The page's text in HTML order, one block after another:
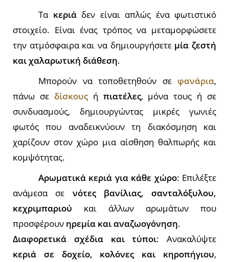
Τα κεριάδεν είναι απλώς ένα φωτιστικό
στοιχείο. Είναι ένας τρόπος να μεταμορφώσετε
την ατμόσφαιρα και να δημιουργήσετε μία ζεστή
και χαλαρωτική διάθεση.
Μπορούν να τοποθετηθούν σε φανάρια,
πάνω σε δίσκουςή πιατέλες, μόνα τους ή σε
συνδυασμούς, δημιουργώντας μικρές γωνιές
φωτός που αναδεικνύουν τη διακόσμηση και
χαρίζουν στον χώρο μια αίσθηση θαλπωρής και
κομψότητας.
Αρωματικά κεριά για κάθε χώρο: Επιλέξτε
ανάμεσα σε νότες βανίλιας, σανταλόξυλου,
κεχριμπαριού και άλλων αρωμάτων που
προσφέρουν ηρεμία και αναζωογόνηση.
Διαφορετικά σχέδια και τύποι: Ανακαλύψτε
κεριά σε δοχείο, κολόνες και κηροπήγιου,